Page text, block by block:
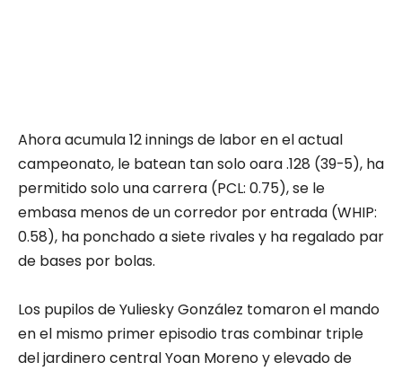
Ahora acumula 12 innings de labor en el actual
campeonato, le batean tan solo oara .128 (39-5), ha
permitido solo una carrera (PCL: 0.75), se le
embasa menos de un corredor por entrada (WHIP:
0.58), ha ponchado a siete rivales y ha regalado par
de bases por bolas.
Los pupilos de Yuliesky González tomaron el mando
en el mismo primer episodio tras combinar triple
del jardinero central Yoan Moreno y elevado de